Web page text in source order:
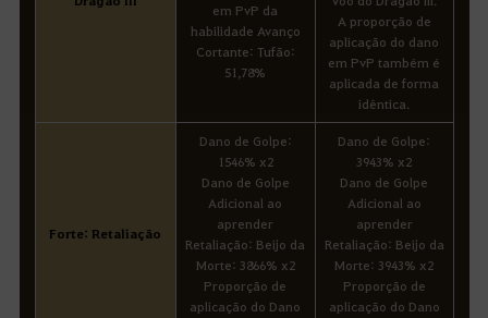
em PvP da
habilidade Avanço
Cortante: Tufão:
51,78%
A proporção de
aplicação do dano
em PvP também é
aplicada de forma
idêntica.
Forte: Retaliação
Dano de Golpe:
1546% x2
Dano de Golpe
Adicional ao
aprender
Retaliação: Beijo da
Morte: 3866% x2
Proporção de
aplicação do Dano
Dano de Golpe:
3943% x2
Dano de Golpe
Adicional ao
aprender
Retaliação: Beijo da
Morte: 3943% x2
Proporção de
aplicação do Dano